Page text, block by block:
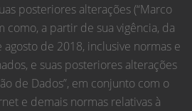
posteriores alterações (“Marco
como, a partir de sua vigência, da
agosto de 2018, inclusive normas e
e suas posteriores alterações
de Dados”, em conjunto com o
e demais normas relativas à